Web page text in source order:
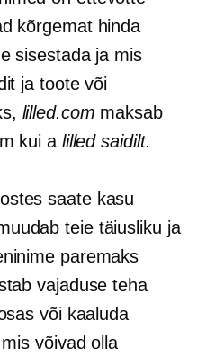
kõrgemat hinda
sisestada ja mis
ja toote või
lilled.com maksab
kui a lilled saidilt.
saate kasu
teie täiusliku ja
paremaks
vajaduse teha
või kaaluda
võivad olla